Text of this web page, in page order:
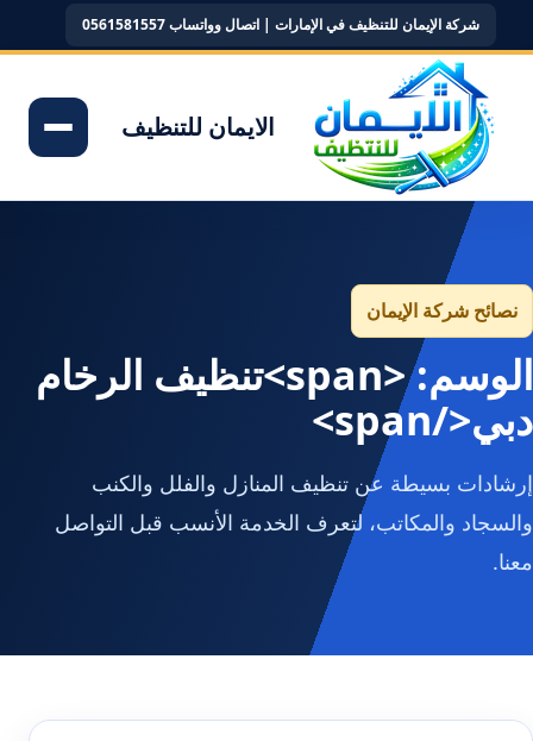
شركة الإيمان للتنظيف في الإمارات | اتصال وواتساب 0561581557
الايمان للتنظيف
نصائح شركة الإيمان
الوسم: <span>تنظيف الرخام
دبي</span>
إرشادات بسيطة عن تنظيف المنازل والفلل والكنب
والسجاد والمكاتب، لتعرف الخدمة الأنسب قبل التواصل
معنا.